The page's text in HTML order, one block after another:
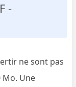
-
ne sont pas
Une